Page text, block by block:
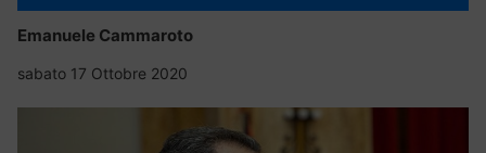
Emanuele Cammaroto
sabato 17 Ottobre 2020